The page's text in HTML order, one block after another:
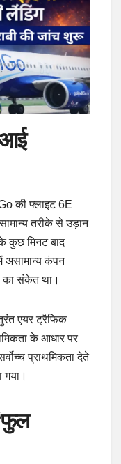
आई
की फ्लाइट 6E
तरीके से उड़ान
कुछ मिनट बाद
असामान्य कंपन
का संकेत था।
एयर ट्रैफिक
के आधार पर
प्राथमिकता देते
गया।